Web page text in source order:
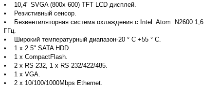
• 10,4" SVGA (800х 600) TFT LCD дисплей.
• Резистивный сенсор.
• Безвентиляторная система охлаждения с Intel Atom N2600 1,6
ГГц.
• Широкий температурный диапазон-20 ° C +55 ° C.
• 1 x 2.5" SATA HDD.
• 1 x CompactFlash.
• 2 x RS-232, 1 x RS-232/422/485.
• 1 x VGA.
• 2 x 10/100/1000Mbps Ethernet.